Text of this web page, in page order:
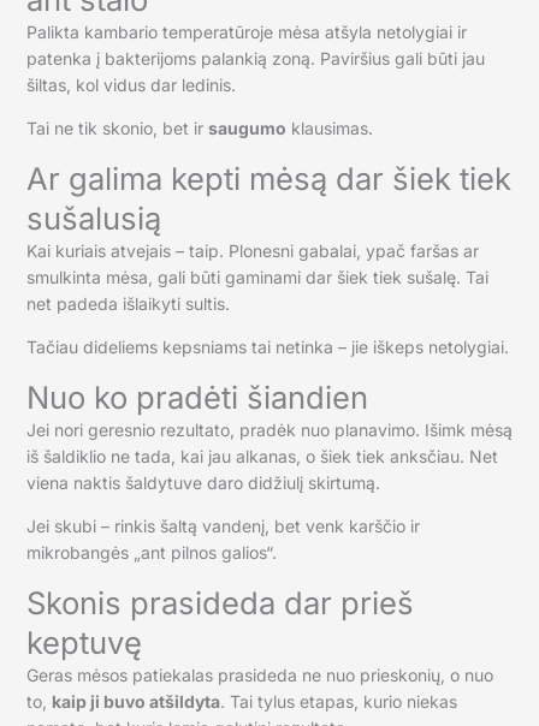
Palikta kambario temperatūroje mėsa atšyla netolygiai ir
patenka į bakterijoms palankią zoną. Paviršius gali būti jau
šiltas, kol vidus dar ledinis.
Tai ne tik skonio, bet ir saugumo klausimas.
Ar galima kepti mėsą dar šiek tiek
sušalusią
Kai kuriais atvejais – taip. Plonesni gabalai, ypač faršas ar
smulkinta mėsa, gali būti gaminami dar šiek tiek sušalę. Tai
net padeda išlaikyti sultis.
Tačiau dideliems kepsniams tai netinka – jie iškeps netolygiai.
Nuo ko pradėti šiandien
Jei nori geresnio rezultato, pradėk nuo planavimo. Išimk mėsą
iš šaldiklio ne tada, kai jau alkanas, o šiek tiek anksčiau. Net
viena naktis šaldytuve daro didžiulį skirtumą.
Jei skubi – rinkis šaltą vandenį, bet venk karščio ir
mikrobangės „ant pilnos galios“.
Skonis prasideda dar prieš
keptuvę
Geras mėsos patiekalas prasideda ne nuo prieskonių, o nuo
to, kaip ji buvo atšildyta. Tai tylus etapas, kurio niekas